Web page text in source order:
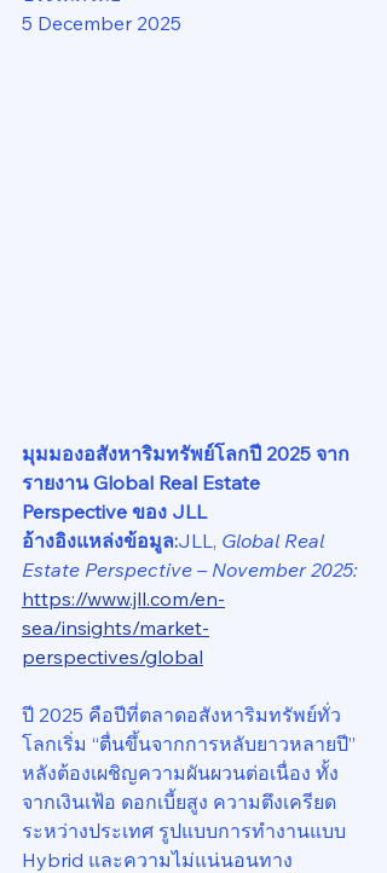
5 December 2025
มุมมองอสังหาริมทรัพย์โลกปี 2025 จาก
รายงาน Global Real Estate
Perspective ของ JLL
อ้างอิงแหล่งข้อมูล:JLL, Global Real
Estate Perspective – November 2025:
https://www.jll.com/en-
sea/insights/market-
perspectives/global
ปี 2025 คือปีที่ตลาดอสังหาริมทรัพย์ทั่ว
โลกเริ่ม “ตื่นขึ้นจากการหลับยาวหลายปี”
หลังต้องเผชิญความผันผวนต่อเนื่อง ทั้ง
จากเงินเฟ้อ ดอกเบี้ยสูง ความตึงเครียด
ระหว่างประเทศ รูปแบบการทำงานแบบ
Hybrid และความไม่แน่นอนทาง